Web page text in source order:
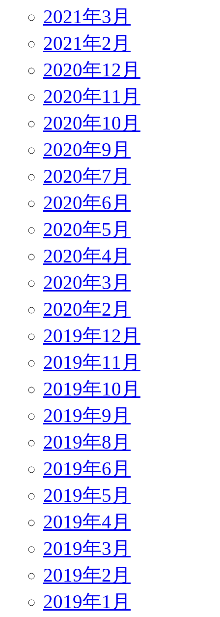
2021年3月
2021年2月
2020年12月
2020年11月
2020年10月
2020年9月
2020年7月
2020年6月
2020年5月
2020年4月
2020年3月
2020年2月
2019年12月
2019年11月
2019年10月
2019年9月
2019年8月
2019年6月
2019年5月
2019年4月
2019年3月
2019年2月
2019年1月